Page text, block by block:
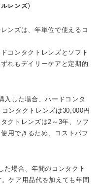
レンズ）
ンズは、年単位で使えるコ
コンタクトレンズとソフト
れもデイリーケアと定期的
入した場合、ハードコンタ
ンタクトレンズは30,000円
クトレンズは2～3年、ソフ
用できるため、コストパフ
た場合、年間のコンタクト
ケア用品代を加えても年間